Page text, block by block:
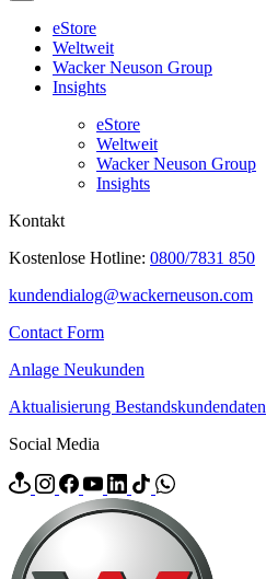
eStore
Weltweit
Wacker Neuson Group
Insights
eStore
Weltweit
Wacker Neuson Group
Insights
Kontakt
Kostenlose Hotline: 0800/7831 850
kundendialog@wackerneuson.com
Contact Form
Anlage Neukunden
Aktualisierung Bestandskundendaten
Social Media